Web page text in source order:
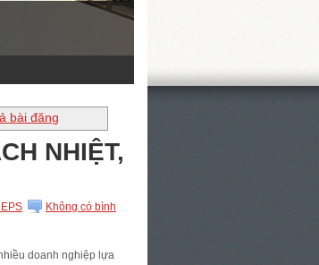
bài đăng
NHIỆT,
Không có bình
doanh nghiệp lựa